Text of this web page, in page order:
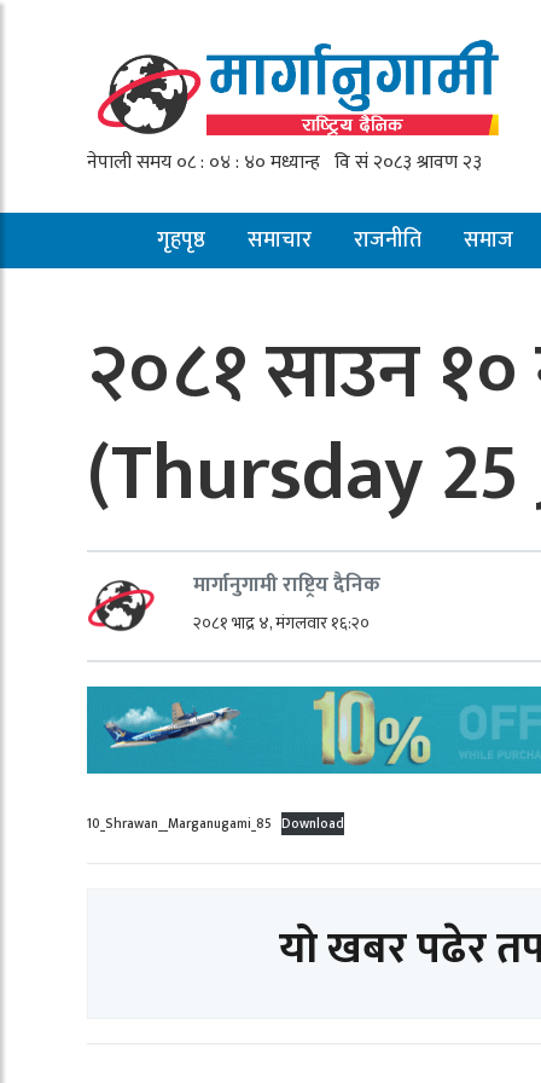
गृहपृष्ठ समाचार राजनीति समाज
२०८१ साउन १०
(Thursday
मार्गानुगामी राष्ट्रिय दैनिक
२०८१ भाद्र ४, मंगलवार १६:२०
10_Shrawan__Marganugami_85 Download
यो खबर पढेर